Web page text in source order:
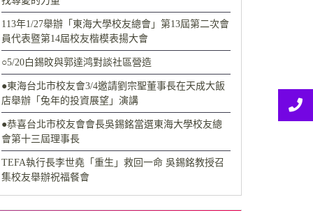
113年1/27舉辦「東海大學校友總會」第13屆第二次會
員代表暨第14屆校友楷模表揚大會
○5/20白錫旼與郭達鸿對談社區營造
●東海台北市校友會3/4邀請劉宗聖董事長在天成大飯
店舉辦「兔年的投資展望」演講
●恭喜台北市校友會會長吳錫銘當選東海大學校友總
會第十三屆理事長
TEFA執行長李世堯「重生」救回一命 吳錫銘教授召
集校友舉辦祝福餐會